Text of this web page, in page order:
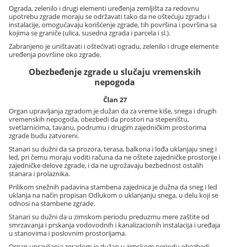
Ograda, zelenilo i drugi elementi uređenja zemljišta za redovnu
upotrebu zgrade moraju se održavati tako da ne oštećuju zgradu i
instalacije, omogućavaju korišćenje zgrade, tih površina i površina sa
kojima se graniče (ulica, susedna zgrada i parcela i sl.).
Zabranjeno je uništavati i oštećivati ogradu, zelenilo i druge elemente
uređenja površine oko zgrade.
Obezbeđenje zgrade u slučaju vremenskih
nepogoda
Član 27
Organ upravljanja zgradom je dužan da za vreme kiše, snega i drugih
vremenskih nepogoda, obezbedi da prostori na stepeništu,
svetlarnicima, tavanu, podrumu i drugim zajedničkim prostorima
zgrade budu zatvoreni.
Stanari su dužni da sa prozora, terasa, balkona i lođa uklanjaju sneg i
led, pri čemu moraju voditi računa da ne oštete zajedničke prostorije i
zajedničke delove zgrade, i da ne ugrožavaju bezbednost ostalih
stanara i prolaznika.
Prilikom snežnih padavina stambena zajednica je dužna da sneg i led
uklanja na način propisan Odlukom o uklanjanju snega, u delu koji se
odnosi na stambene zgrade.
Stanari su dužni da u zimskom periodu preduzmu mere zaštite od
smrzavanja i prskanja vodovodnih i kanalizacionih instalacija i uređaja
u stanovima i poslovnim prostorijama.